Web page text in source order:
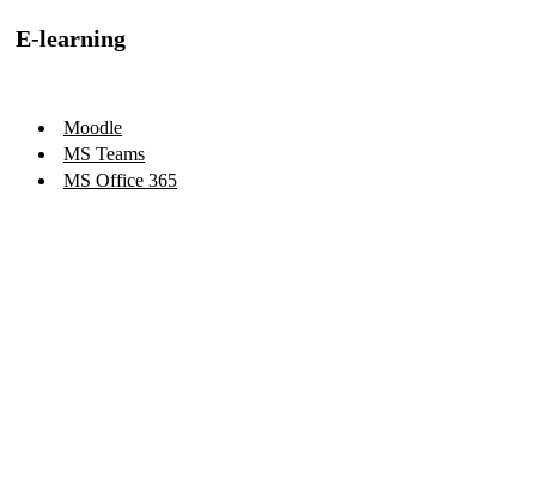
E-learning
Moodle
MS Teams
MS Office 365